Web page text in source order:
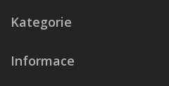
Kategorie
Informace